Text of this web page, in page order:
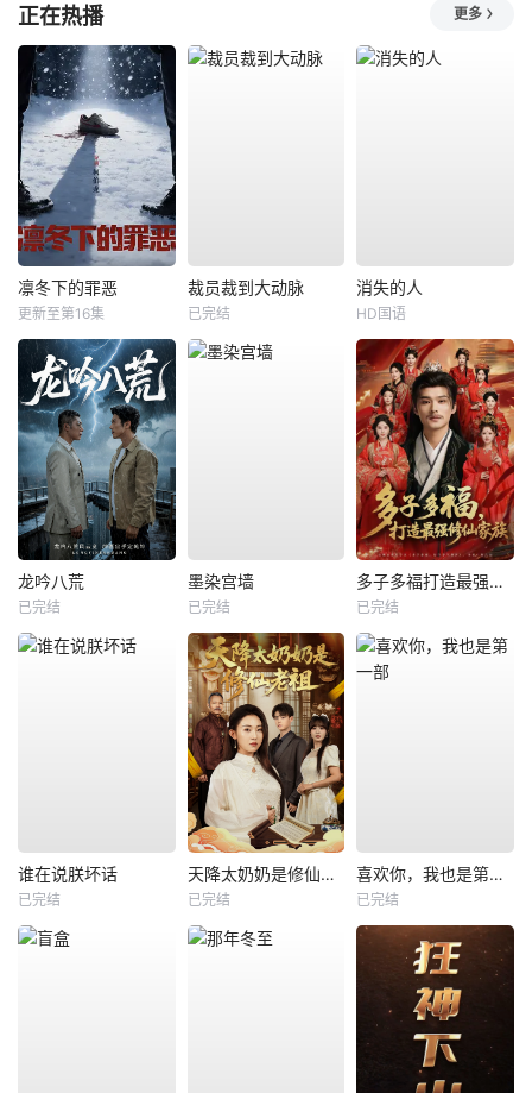
正在热播 更多
凛冬下的罪恶
更新至第16集
裁员裁到大动脉
已完结
消失的人
HD国语
龙吟八荒
已完结
墨染宫墙
已完结
多子多福打造最强修仙家族
已完结
谁在说朕坏话
已完结
天降太奶奶是修仙老祖
已完结
喜欢你，我也是第一部
已完结